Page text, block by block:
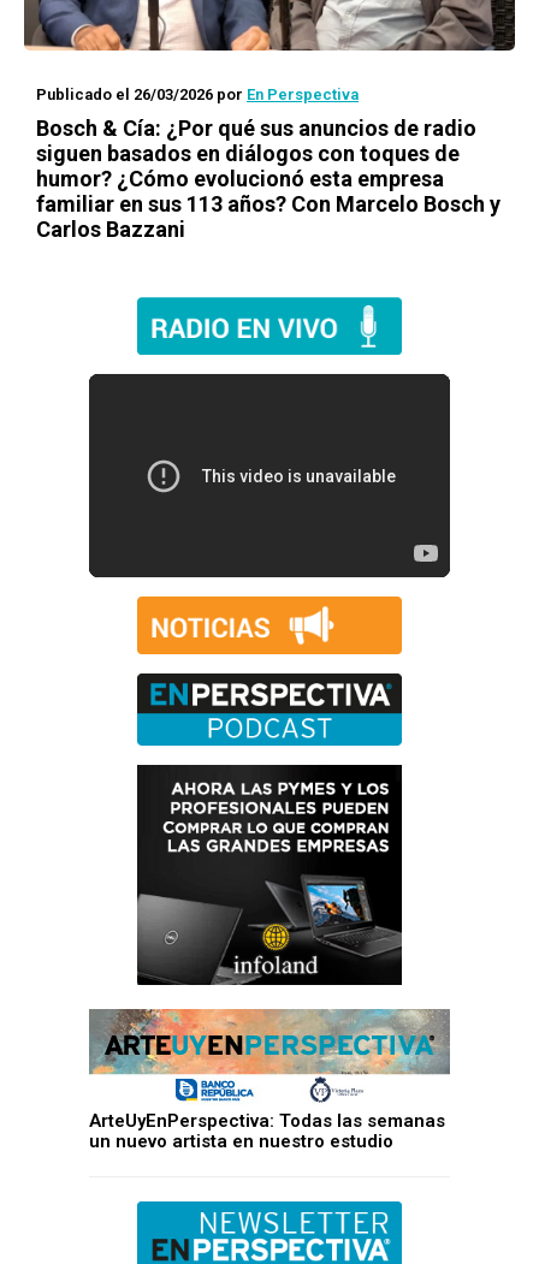
Publicado el 26/03/2026 por En Perspectiva
Bosch & Cía: ¿Por qué sus anuncios de radio
siguen basados en diálogos con toques de
humor? ¿Cómo evolucionó esta empresa
familiar en sus 113 años? Con Marcelo Bosch y
Carlos Bazzani
ArteUyEnPerspectiva: Todas las semanas
un nuevo artista en nuestro estudio